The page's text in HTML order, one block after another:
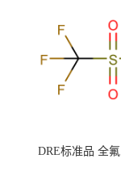
（泰坦现货
DRE标准品 全